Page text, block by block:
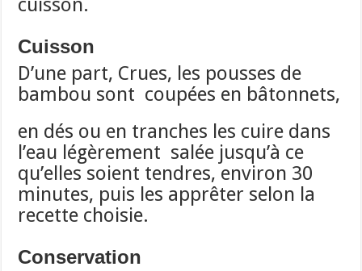
cuisson.
Cuisson
D’une part, Crues, les pousses de
bambou sont coupées en bâtonnets,
en dés ou en tranches les cuire dans
l’eau légèrement salée jusqu’à ce
qu’elles soient tendres, environ 30
minutes, puis les apprêter selon la
recette choisie.
Conservation